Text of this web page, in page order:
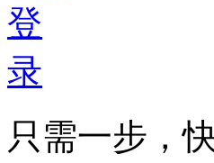
只需一步，